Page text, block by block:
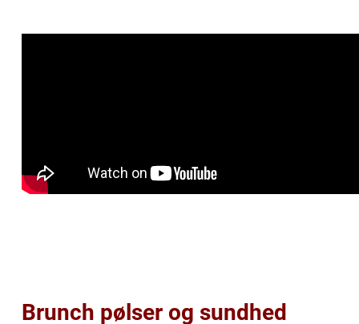
Brunch pølser og sundhed